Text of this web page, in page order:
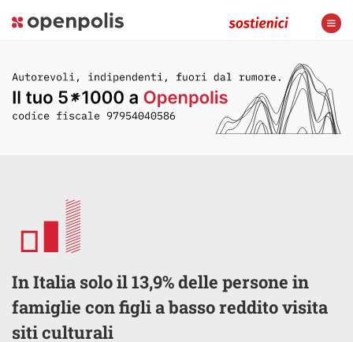
In Italia solo il 13,9% delle persone in
famiglie con figli a basso reddito visita
siti culturali